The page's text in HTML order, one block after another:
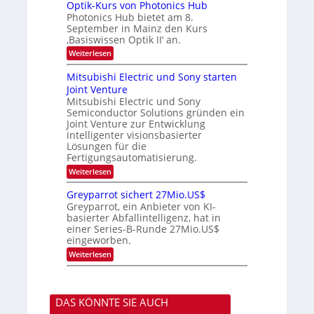
s
t
u
m
i
m
e
s
t
e
n
H
a
l
b
j
a
h
s
-
S
e
m
i
a
r
-
E
i
n
s
a
t
z
n
i
m
m
t
i
n
d
e
r
D
A
C
H
-
I
n
d
u
r
i
Optik-Kurs von Photonics Hub
Photonics Hub bietet am 8.
September in Mainz den Kurs
‚Basiswissen Optik II‘ an.
Weiterlesen:
O
p
t
i
k
-
K
u
r
s
v
o
n
P
h
o
t
o
n
i
c
s
b
Mitsubishi Electric und Sony starten
Joint Venture
Mitsubishi Electric und Sony
Semiconductor Solutions gründen ein
Joint Venture zur Entwicklung
intelligenter visionsbasierter
Lösungen für die
Fertigungsautomatisierung.
Weiterlesen:
M
t
s
u
b
i
s
h
i
e
c
Greyparrot sichert 27Mio.US$
Greyparrot, ein Anbieter von KI-
basierter Abfallintelligenz, hat in
einer Series-B-Runde 27Mio.US$
eingeworben.
Weiterlesen:
G
y
p
DAS KÖNNTE SIE AUCH